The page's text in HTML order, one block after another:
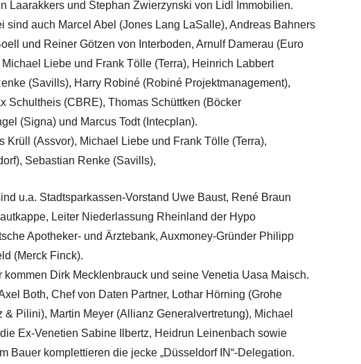
Laarakkers und Stephan Zwierzynski von Lidl Immobilien.
sind auch Marcel Abel (Jones Lang LaSalle), Andreas Bahners
und Reiner Götzen von Interboden, Arnulf Damerau (Euro
Liebe und Frank Tölle (Terra), Heinrich Labbert
(Savills), Harry Robiné (Robiné Projektmanagement),
Schultheis (CBRE), Thomas Schüttken (Böcker
(Signa) und Marcus Todt (Intecplan).
Krüll (Assvor), Michael Liebe und Frank Tölle (Terra),
Sebastian Renke (Savills),
u.a. Stadtsparkassen-Vorstand Uwe Baust, René Braun
Leiter Niederlassung Rheinland der Hypo
Apotheker- und Ärztebank, Auxmoney-Gründer Philipp
(Merck Finck).
Dirk Mecklenbrauck und seine Venetia Uasa Maisch.
Both, Chef von Daten Partner, Lothar Hörning (Grohe
& Pilini), Martin Meyer (Allianz Generalvertretung), Michael
Ex-Venetien Sabine Ilbertz, Heidrun Leinenbach sowie
Bauer komplettieren die jecke „Düsseldorf IN“-Delegation.